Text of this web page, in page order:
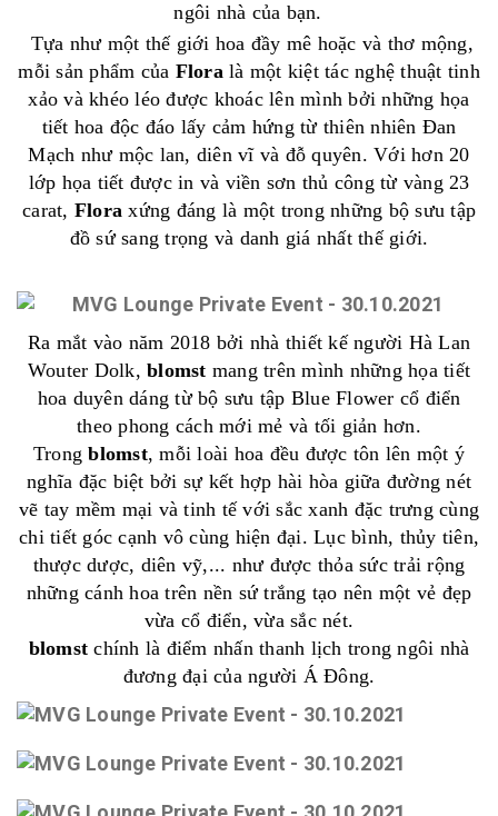
ngôi nhà của bạn.
Tựa như một thế giới hoa đầy mê hoặc và thơ mộng,
mỗi sản phẩm của Floralà một kiệt tác nghệ thuật tinh
xảo và khéo léo được khoác lên mình bởi những họa
tiết hoa độc đáo lấy cảm hứng từ thiên nhiên Đan
Mạch như mộc lan, diên vĩ và đỗ quyên. Với hơn 20
lớp họa tiết được in và viền sơn thủ công từ vàng 23
carat, Flora xứng đáng là một trong những bộ sưu tập
đồ sứ sang trọng và danh giá nhất thế giới.
Ra mắt vào năm 2018 bởi nhà thiết kế người Hà Lan
Wouter Dolk,blomst mang trên mình những họa tiết
hoa duyên dáng từ bộ sưu tập Blue Flower cổ điển
theo phong cách mới mẻ và tối giản hơn.
Trongblomst, mỗi loài hoa đều được tôn lên một ý
nghĩa đặc biệt bởi sự kết hợp hài hòa giữa đường nét
vẽ tay mềm mại và tinh tế với sắc xanh đặc trưng cùng
chi tiết góc cạnh vô cùng hiện đại. Lục bình, thủy tiên,
thược dược, diên vỹ,... như được thỏa sức trải rộng
những cánh hoa trên nền sứ trắng tạo nên một vẻ đẹp
vừa cổ điển, vừa sắc nét.
blomst chính là điểm nhấn thanh lịch trong ngôi nhà
đương đại của người Á Đông.